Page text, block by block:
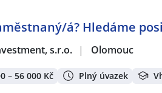
á? Hledáme
s.r.o. | Olomouc
– 56 000 Kč Plný úvazek